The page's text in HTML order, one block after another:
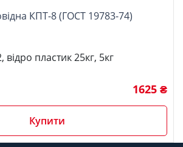
КПТ-8 (ГОСТ 19783-74)
відро пластик 25кг, 5кг
1625 ₴
Купити